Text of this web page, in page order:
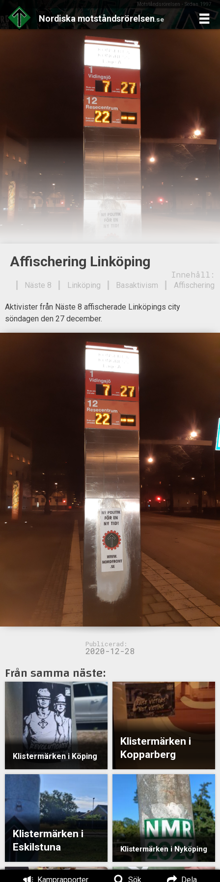
Motståndsrörelsen - Sedan 1997
Nordiska motståndsrörelsen.se
Kamprapporter Sök Dela
to
content
Affischering Linköping
Innehåll:
Affischering
Basaktivism
Linköping
Näste 8
Aktivister från Näste 8 affischerade Linköpings city
söndagen den 27 december.
Publicerad:
2020-12-28
Från samma näste:
Klistermärken i Köping
Klistermärken i
Kopparberg
Klistermärken i
Eskilstuna
Klistermärken i Nyköping